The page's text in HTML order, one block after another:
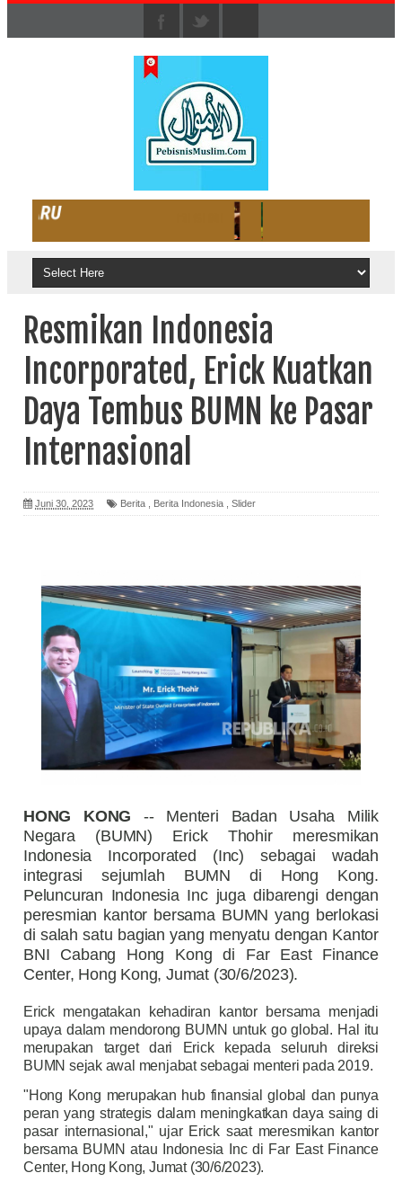
Resmikan Indonesia
Incorporated, Erick Kuatkan
Daya Tembus BUMN ke Pasar
Internasional
Juni 30, 2023 Berita Berita Indonesia Slider
HONG KONG -- Menteri Badan Usaha Milik
Negara (BUMN) Erick Thohir meresmikan
Indonesia Incorporated (Inc) sebagai wadah
integrasi sejumlah
BUMN
di Hong Kong.
Peluncuran Indonesia Inc juga dibarengi dengan
peresmian kantor bersama BUMN yang berlokasi
di salah satu bagian yang menyatu dengan Kantor
BNI Cabang Hong Kong di Far East Finance
Center, Hong Kong, Jumat (30/6/2023).
Erick mengatakan kehadiran kantor bersama menjadi
upaya dalam mendorong BUMN untuk go global. Hal itu
merupakan target dari Erick kepada seluruh direksi
BUMN sejak awal menjabat sebagai menteri pada 2019.
"Hong Kong merupakan hub finansial global dan punya
peran yang strategis dalam meningkatkan daya saing di
pasar internasional," ujar Erick saat meresmikan kantor
bersama BUMN atau Indonesia Inc di Far East Finance
Center, Hong Kong, Jumat (30/6/2023).